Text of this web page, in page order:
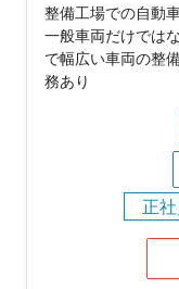
整備工場での自動
一般車両だけでは
で幅広い車両の整
務あり
正